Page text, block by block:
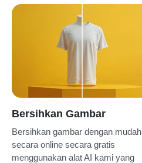
Bersihkan Gambar
Bersihkan gambar dengan mudah
secara online secara gratis
menggunakan alat AI kami yang